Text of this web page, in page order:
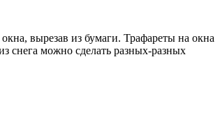
вырезав из бумаги. Трафареты на окна
снега можно сделать разных-разных